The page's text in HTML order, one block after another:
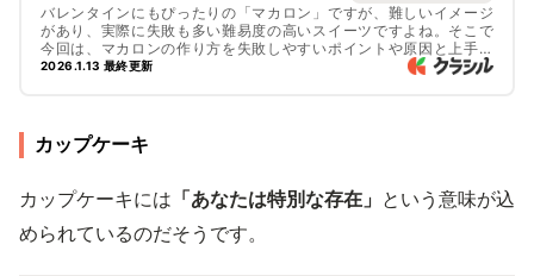
バレンタインにもぴったりの「マカロン」ですが、難しいイメージ
があり、実際に失敗も多い難易度の高いスイーツですよね。そこで
今回は、マカロンの作り方を失敗しやすいポイントや原因と上手に
作る対策を解説します。記事後半ではおすすめのマカロンレシピも
2026.1.13 最終更新
カップケーキ
カップケーキには 「あなたは特別な存在」 という意味が込
められているのだそうです。